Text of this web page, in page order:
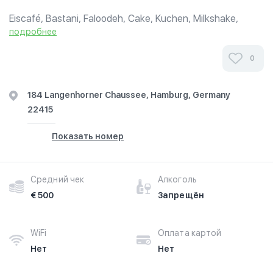
Eiscafé, Bastani, Faloodeh, Cake, Kuchen, Milkshake,
Cheesecake, Cupcake, Oriental Sweets, Coffee, Kaffee,
подробнее
0
184 Langenhorner Chaussee, Hamburg, Germany
22415
Показать номер
Средний чек
€ 500
Алкоголь
Запрещён
WiFi
Нет
Оплата картой
Нет